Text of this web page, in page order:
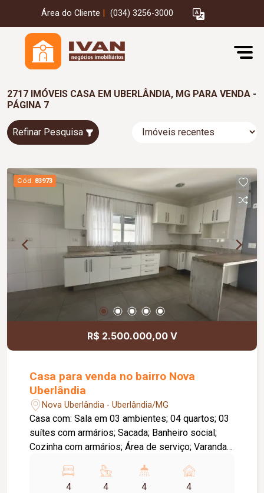
Área do Cliente (034) 3256-3000
2717 IMÓVEIS CASA EM UBERLÂNDIA, MG PARA VENDA -
PÁGINA 7
Refinar Pesquisa
Cód. 83973
R$ 2.500.000,00 V
Casa para venda no bairro Nova
Uberlândia
Nova Uberlândia - Uberlândia/MG
Casa com: Sala em 03 ambientes; 04 quartos; 03
suítes com armários; Sacada; Banheiro social;
Cozinha com armários; Área de serviço; Varanda
garagem.
4
4 4 4